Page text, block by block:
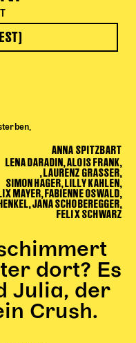
Institutionen
Institutionen
ANNA SPITZBART
LENA DARADIN, ALOIS FRANK,
, LAURENZ GRASSER,
SIMON HAGER, LILLY KAHLEN,
MAYER, FABIENNE OSWALD,
JANA SCHOBEREGGER,
FELIX SCHWARZ
dort? Es
Julia, der
Crush.